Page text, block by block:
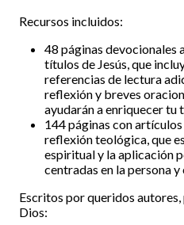
Recursos incluidos:
48 páginas devocionales
títulos de Jesús, que
referencias de lectura
reflexión y breves
ayudarán a enriquecer tu
144 páginas con
reflexión teológica, que
espiritual y la aplicación
centradas en la persona
Escritos por queridos
Dios: